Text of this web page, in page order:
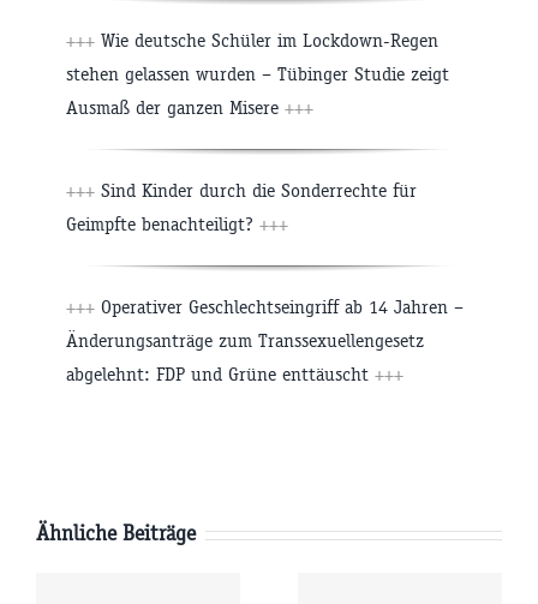
+++ Wie deutsche Schüler im Lockdown-Regen
stehen gelassen wurden – Tübinger Studie zeigt
Ausmaß der ganzen Misere +++
+++ Sind Kinder durch die Sonderrechte für
Geimpfte benachteiligt? +++
+++ Operativer Geschlechtseingriff ab 14 Jahren –
Änderungsanträge zum Transsexuellengesetz
abgelehnt: FDP und Grüne enttäuscht +++
Ähnliche Beiträge